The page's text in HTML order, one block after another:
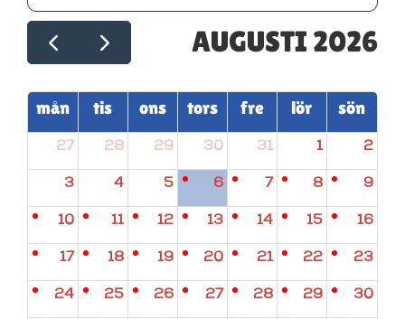
AUGUSTI 2026
mån tis ons tors fre lör sön
27 28 29 30 31 1 2
3 4 5 6 7 8 9
10 11 12 13 14 15 16
17 18 19 20 21 22 23
24 25 26 27 28 29 30